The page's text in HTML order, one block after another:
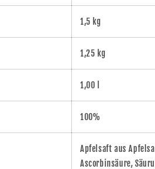
1,5 kg
1,25 kg
1,00 l
100%
Apfelsaft aus
Ascorbinsäure,